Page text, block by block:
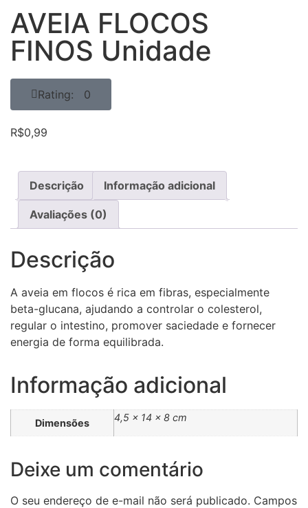
AVEIA FLOCOS
FINOS Unidade
Rating: 0
R$0,99
Descrição Informação adicional
Avaliações (0)
Descrição
A aveia em flocos é rica em fibras, especialmente
beta-glucana, ajudando a controlar o colesterol,
regular o intestino, promover saciedade e fornecer
energia de forma equilibrada.
Informação adicional
Dimensões 4,5 × 14 × 8 cm
Deixe um comentário
O seu endereço de e-mail não será publicado. Campos